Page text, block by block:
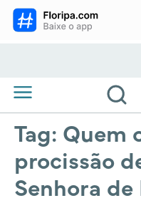
Tag: Quem
procissão
Senhora de